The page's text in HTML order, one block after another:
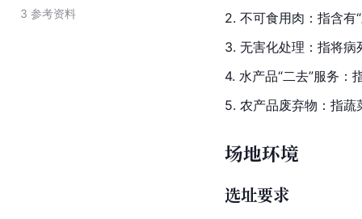
3 参考资料
2. 不可食用肉：指含有
3. 无害化处理：指将病
4. 水产品“二去”服务：
5. 农产品废弃物：指蔬
场地环境
选址要求